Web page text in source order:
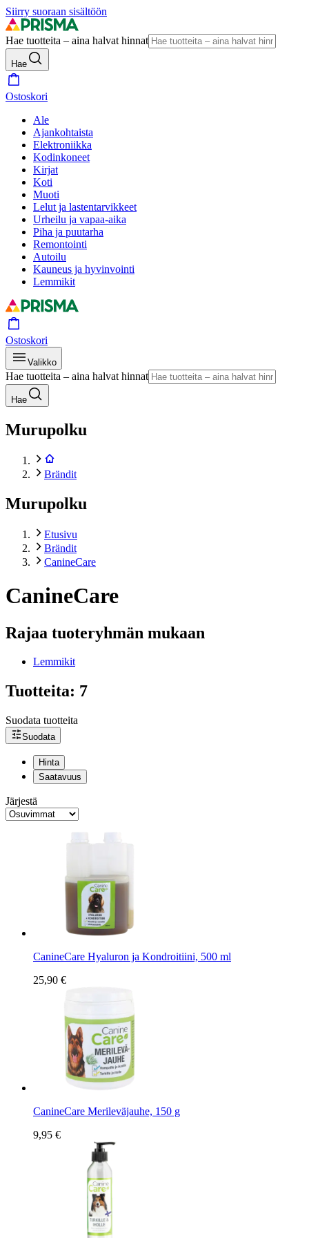
Siirry suoraan sisältöön
Hae tuotteita – aina halvat hinnat
Hae
Ostoskori
Ale
Ajankohtaista
Elektroniikka
Kodinkoneet
Kirjat
Koti
Muoti
Lelut ja lastentarvikkeet
Urheilu ja vapaa-aika
Piha ja puutarha
Remontointi
Autoilu
Kauneus ja hyvinvointi
Lemmikit
Ostoskori
Valikko
Hae tuotteita – aina halvat hinnat
Hae
Murupolku
Brändit
Murupolku
Etusivu
Brändit
CanineCare
CanineCare
Rajaa tuoteryhmän mukaan
Lemmikit
Tuotteita: 7
Suodata tuotteita
Suodata
Hinta
Saatavuus
Järjestä
CanineCare Hyaluron ja Kondroitiini, 500 ml
25,90 €
CanineCare Merileväjauhe, 150 g
9,95 €